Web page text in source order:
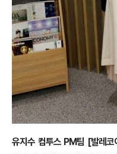
유지수 컴투스 PM팀 [발레코